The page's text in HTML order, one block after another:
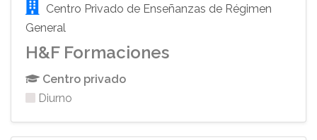
Centro Privado de Enseñanzas de Régimen
General
H&F Formaciones
Centro privado
Diurno